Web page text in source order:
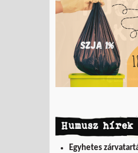
Humusz hírek
Egyhetes